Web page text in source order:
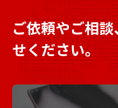
ご依頼やご相
せください。